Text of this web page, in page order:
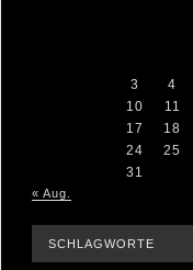
3
4
10
11
17
18
24
25
31
« Aug.
SCHLAGWORTE